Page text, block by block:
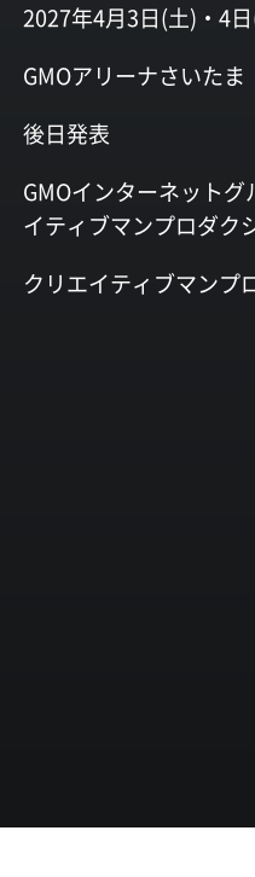
2027年4月3日(土)・4
GMOアリーナさいたま
後日発表
GMOインターネット
イティブマンプロダク
クリエイティブマンプ